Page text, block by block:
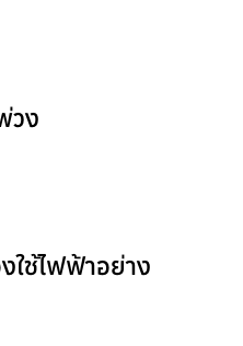
วง
ใช้ไฟฟ้าอย่าง